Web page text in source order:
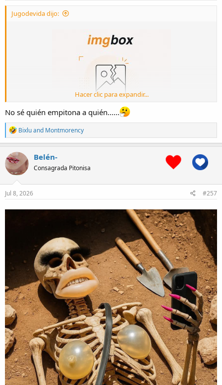
Jugodevida dijo:
Hacer clic para expandir...
No sé quién empitona a quién......
R
e
a
c
t
i
o
n
s
Bixluand Montmorency
Belén-
Consagrada Pitonisa
Jul 8, 2026 #257